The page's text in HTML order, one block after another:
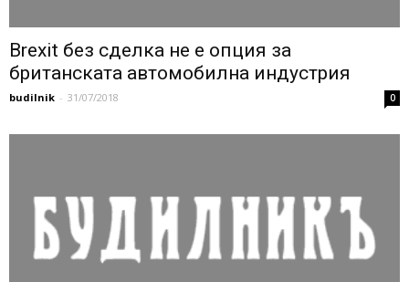
Brexit без сделка не е опция за
британската автомобилна индустрия
budilnik - 31/07/2018 0